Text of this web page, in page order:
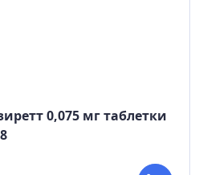
0,075 мг таблетки